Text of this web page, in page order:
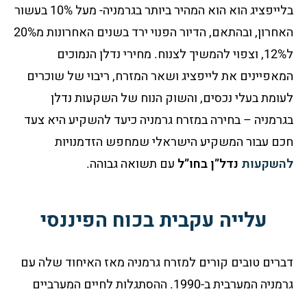
בלייפציג הוא הוא המהיר ביותר בגרמניה- מעל 10% בעשור
האחרון, ובהתאם, הדיור הפנוי ירד בשנים האחרונות מ20%
ל12%, וצפוי להמשיך לצנוח. מחירי נדלן הנמוכים
המאפיינים את לייפציג ושאר המזרח, ריבוי של שוכרים
לעומת בעלי נכסים, והשוק הנוח של השקעות נדלן
בגרמניה – בחירה במזרח גרמניה כיעד להשקיע היא צעד
חכם עבור המשקיע הישראלי שמחפש הזדמנויות
להשקעות נדל”ן בחו”ל עם תשואה גבוהה.
עלייה עקבית בכוח הפיננסי
דברים טובים קורים למזרח גרמניה מאז האיחוד שלה עם
גרמניה המערבית ב-1990. ההסתגלות לחיים המערביים